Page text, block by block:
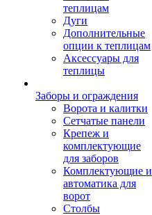
теплицам
Дуги
Дополнительные
опции к теплицам
Аксессуары для
теплицы
Заборы и ограждения
Ворота и калитки
Сетчатые панели
Крепеж и
комплектующие
для заборов
Комплектующие и
автоматика для
ворот
Столбы